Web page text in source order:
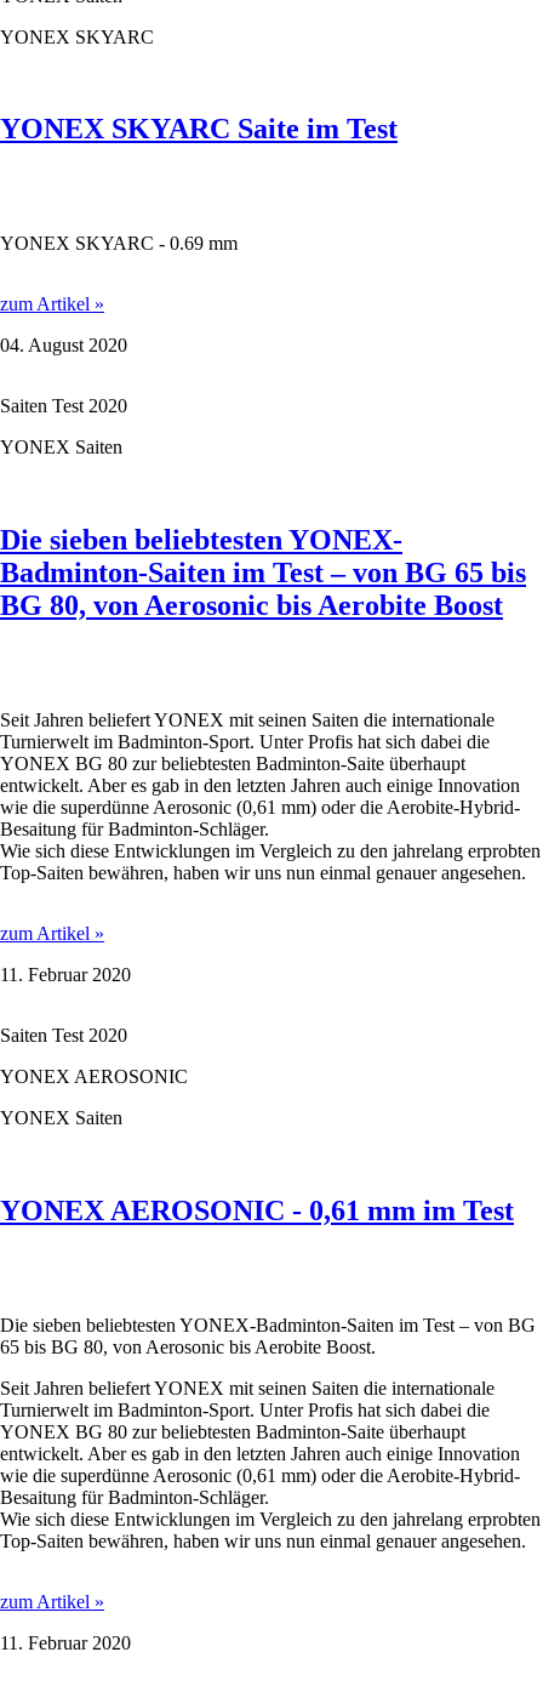
YONEX SKYARC
YONEX SKYARC Saite im Test
YONEX SKYARC - 0.69 mm
zum Artikel »
Saite
04. August 2020
Saiten Test 2020
YONEX Saiten
Die sieben beliebtesten YONEX-
Badminton-Saiten im Test – von BG 65 bis
BG 80, von Aerosonic bis Aerobite Boost
Seit Jahren beliefert YONEX mit seinen Saiten die internationale
Turnierwelt im Badminton-Sport. Unter Profis hat sich dabei die
YONEX BG 80 zur beliebtesten Badminton-Saite überhaupt
entwickelt. Aber es gab in den letzten Jahren auch einige Innovation
wie die superdünne Aerosonic (0,61 mm) oder die Aerobite-Hybrid-
Besaitung für Badminton-Schläger.
Wie sich diese Entwicklungen im Vergleich zu den jahrelang erprobten
Top-Saiten bewähren, haben wir uns nun einmal genauer angesehen.
zum Artikel »
beliebtesten
Saiten
Test
von
BG
Aerobite
Boost
11. Februar 2020
Saiten Test 2020
YONEX AEROSONIC
YONEX Saiten
YONEX AEROSONIC - 0,61 mm im Test
Die sieben beliebtesten YONEX-Badminton-Saiten im Test – von BG
65 bis BG 80, von Aerosonic bis Aerobite Boost.
Seit Jahren beliefert YONEX mit seinen Saiten die internationale
Turnierwelt im Badminton-Sport. Unter Profis hat sich dabei die
YONEX BG 80 zur beliebtesten Badminton-Saite überhaupt
entwickelt. Aber es gab in den letzten Jahren auch einige Innovation
wie die superdünne Aerosonic (0,61 mm) oder die Aerobite-Hybrid-
Besaitung für Badminton-Schläger.
Wie sich diese Entwicklungen im Vergleich zu den jahrelang erprobten
Top-Saiten bewähren, haben wir uns nun einmal genauer angesehen.
zum Artikel »
-
11. Februar 2020